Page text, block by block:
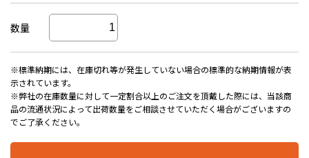
数量
※標準納期には、在庫切れ等が発生していない場合の標準的な納期情報が表
示されています。
※弊社の在庫数量に対して一定割合以上のご注文を頂戴した際には、当該商
品の流通状況によって出荷数量をご相談させていただく場合がございますの
でご了承ください。